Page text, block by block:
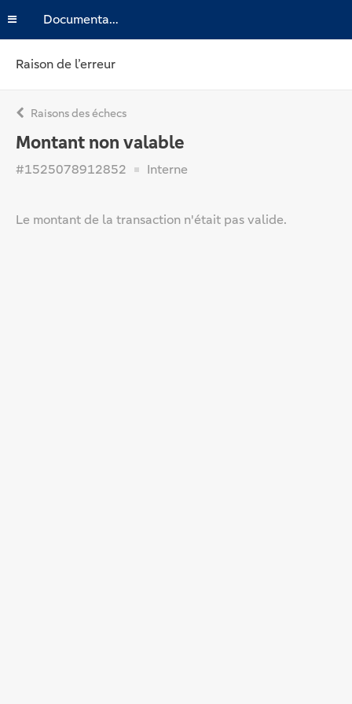
Documentation
Raison de l’erreur
Raisons des échecs
Montant non valable
#1525078912852 Interne
Le montant de la transaction n'était pas valide.